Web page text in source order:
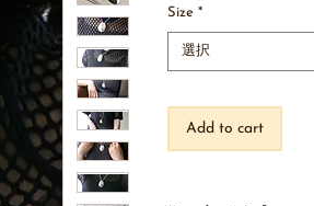
Size *
選択
Add to cart